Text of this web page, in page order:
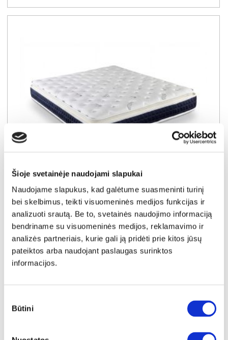
Šioje svetainėje naudojami slapukai
Naudojame slapukus, kad galėtume suasmeninti turinį
bei skelbimus, teikti visuomeninės medijos funkcijas ir
analizuoti srautą. Be to, svetainės naudojimo informaciją
bendriname su visuomeninės medijos, reklamavimo ir
analizės partneriais, kurie gali ją pridėti prie kitos jūsų
pateiktos arba naudojant paslaugas surinktos
informacijos.
pasirinkimas
Būtini
YRA SANDĖLYJE
FROSTY ELITE LATEX 180x200x22 čiužinys (Susuktas)
Išmatavimai: A:22cmP:180cmG:200cm
Kaina:
269€